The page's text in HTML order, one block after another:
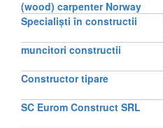
(wood) carpenter Norway
Specialiști în constructii
muncitori constructii
Constructor tipare
SC Eurom Construct SRL